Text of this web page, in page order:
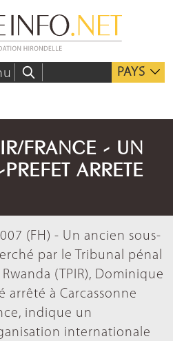
PAYS
FRANCE - UN
ARRETE
(FH) - Un ancien sous-
par le Tribunal pénal
(TPIR), Dominique
arrêté à Carcassonne
indique un
internationale